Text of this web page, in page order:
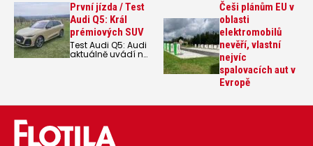
První jízda / Test
Audi Q5: Král
prémiových SUV
Test Audi Q5: Audi
aktuálně uvádí na
elektrické Audi A6
českých silnicích
vyzkoušeli i
Češi plánům EU v
oblasti
elektromobilů
nevěří, vlastní
nejvíc
spalovacích aut v
Evropě